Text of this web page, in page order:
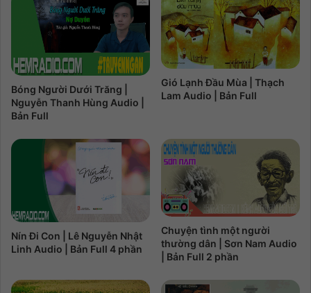
Bóng Người Dưới Trăng |
Nguyễn Thanh Hùng Audio |
Bản Full
Gió Lạnh Đầu Mùa | Thạch
Lam Audio | Bản Full
Nín Đi Con | Lê Nguyễn Nhật
Linh Audio | Bản Full 4 phần
Chuyện tình một người
thường dân | Sơn Nam Audio
| Bản Full 2 phần